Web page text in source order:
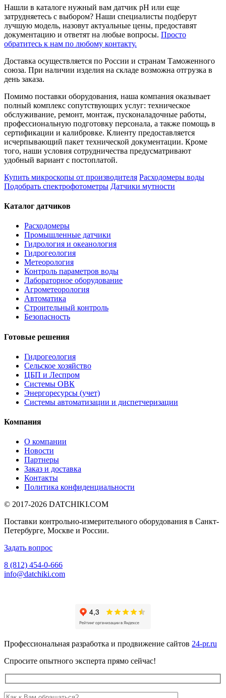
Нашли в каталоге нужный вам датчик pH или еще
затрудняетесь с выбором? Наши специалисты подберут
лучшую модель, назовут актуальные цены, предоставят
документацию и ответят на любые вопросы. Просто
обратитесь к нам по любому контакту.
Доставка осуществляется по России и странам Таможенного
союза. При наличии изделия на складе возможна отгрузка в
день заказа.
Помимо поставки оборудования, наша компания оказывает
полный комплекс сопутствующих услуг: техническое
обслуживание, ремонт, монтаж, пусконаладочные работы,
профессиональную подготовку персонала, а также помощь в
сертификации и калибровке. Клиенту предоставляется
исчерпывающий пакет технической документации. Кроме
того, наши условия сотрудничества предусматривают
удобный вариант с постоплатой.
Купить микроскопы от производителя Расходомеры воды
Подобрать спектрофотометры Датчики мутности
Каталог датчиков
Расходомеры
Промышленные датчики
Гидрология и океанология
Гидрогеология
Метеорология
Контроль параметров воды
Лабораторное оборудование
Агрометеорология
Автоматика
Строительный контроль
Безопасность
Готовые решения
Гидрогеология
Сельское хозяйство
ЦБП и Леспром
Системы ОВК
Энергоресурсы (учет)
Системы автоматизации и диспетчеризации
Компания
О компании
Новости
Партнеры
Заказ и доставка
Контакты
Политика конфиденциальности
© 2017-2026 DATCHIKI.COM
Поставки контрольно-измерительного оборудования в Санкт-
Петербурге, Москве и России.
Задать вопрос
8 (812) 454-0-666
info@datchiki.com
Профессиональная разработка и продвижение сайтов 24-pr.ru
Спросите опытного эксперта прямо сейчас!